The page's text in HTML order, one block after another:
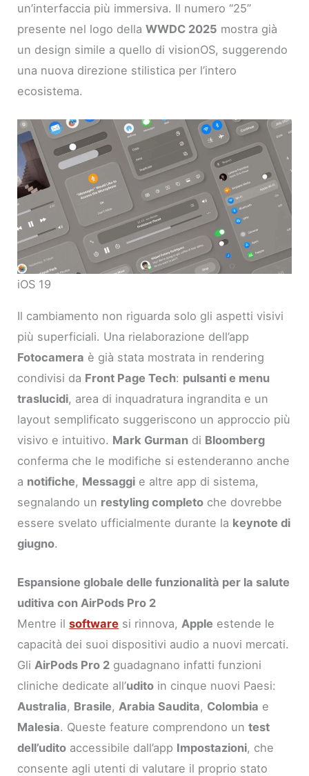
un’interfaccia più immersiva. Il numero “25”
presente nel logo dellaWWDC 2025 mostra già
un design simile a quello di visionOS, suggerendo
una nuova direzione stilistica per l’intero
ecosistema.
iOS 19
Il cambiamento non riguarda solo gli aspetti visivi
più superficiali. Una rielaborazione dell’app
Fotocamera è già stata mostrata in rendering
condivisi da Front Page Tech: pulsanti e menu
traslucidi, area di inquadratura ingrandita e un
layout semplificato suggeriscono un approccio più
visivo e intuitivo. Mark Gurman di Bloomberg
conferma che le modifiche si estenderanno anche
a notifiche, Messaggi e altre app di sistema,
segnalando un restyling completo che dovrebbe
essere svelato ufficialmente durante la keynote di
giugno.
Espansione globale delle funzionalità per la salute
uditiva con AirPods Pro 2
Mentre ilsoftware si rinnova,Apple estende le
capacità dei suoi dispositivi audio a nuovi mercati.
GliAirPods Pro 2 guadagnano infatti funzioni
cliniche dedicate all’udito in cinque nuovi Paesi:
Australia, Brasile,Arabia Saudita, Colombia e
Malesia. Queste feature comprendono untest
dell’udito accessibile dall’app Impostazioni, che
consente agli utenti di valutare il proprio stato